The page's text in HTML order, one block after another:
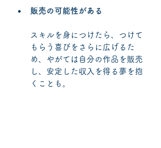
販売の可能性がある
スキルを身につけたら、つけて
もらう喜びをさらに広げるた
め、やがては自分の作品を販売
し、安定した収入を得る夢を抱
くことも。